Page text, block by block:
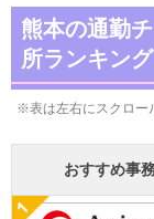
熊本の通勤
所ランキング
※表は左右にスクロー
おすすめ事